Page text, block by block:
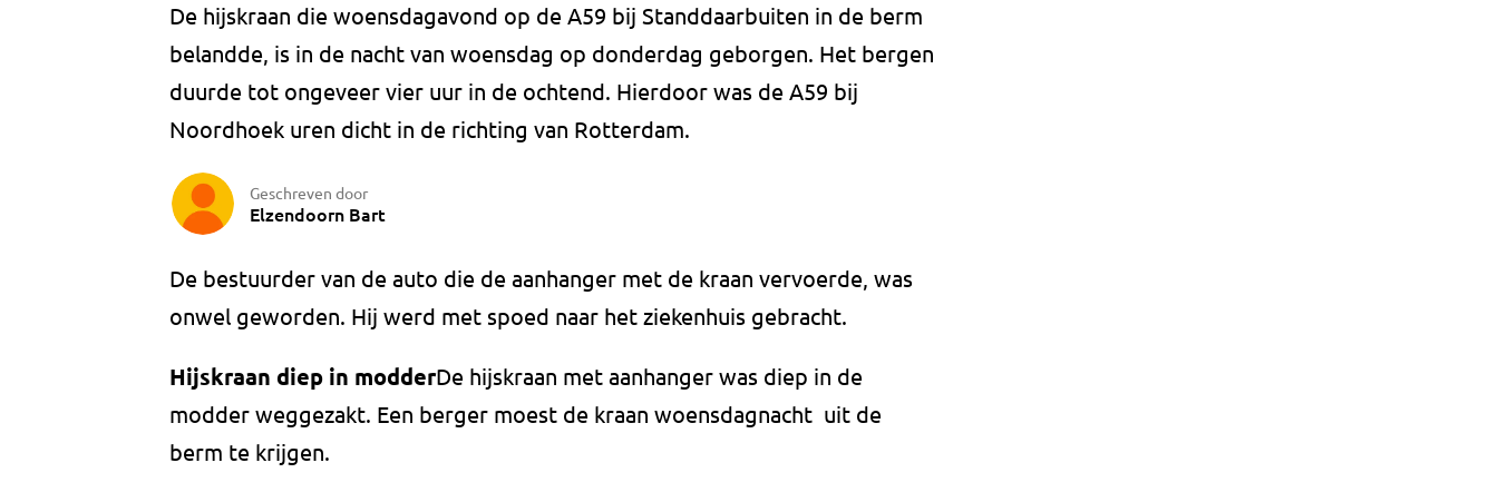
De hijskraan die woensdagavond op de A59 bij Standdaarbuiten in de berm
belandde, is in de nacht van woensdag op donderdag geborgen. Het bergen
duurde tot ongeveer vier uur in de ochtend. Hierdoor was de A59 bij
Noordhoek uren dicht in de richting van Rotterdam.
Geschreven door
Elzendoorn Bart
De bestuurder van de auto die de aanhanger met de kraan vervoerde, was
onwel geworden. Hij werd met spoed naar het ziekenhuis gebracht.
Hijskraan diep in modderDe hijskraan met aanhanger was diep in de
modder weggezakt. Een berger moest de kraan woensdagnacht uit de
berm te krijgen.